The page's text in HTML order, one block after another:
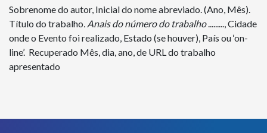
Sobrenome do autor, Inicial do nome abreviado. (Ano, Mês).
Título do trabalho. Anais do número do trabalho........., Cidade
onde o Evento foi realizado, Estado (se houver), País ou ‘on-
line’. Recuperado Mês, dia, ano, de URL do trabalho
apresentado